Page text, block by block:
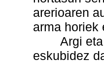
arerioaren
arma horiek
Argi eta
eskubidez